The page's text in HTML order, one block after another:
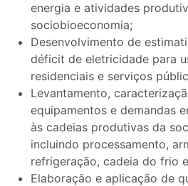
energia e atividades
sociobioeconomia;
Desenvolvimento de
déficit de eletricidade para
residenciais e serviços
Levantamento,
equipamentos e demandas
às cadeias produtivas da
incluindo processamento,
refrigeração, cadeia do frio
Elaboração e aplicação de